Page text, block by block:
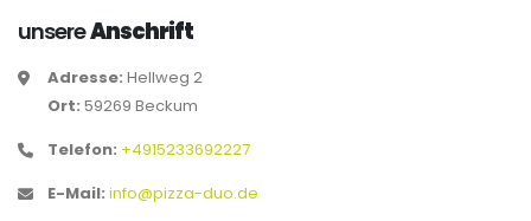
unsereAnschrift
Adresse: Hellweg 2
Ort: 59269 Beckum
Telefon: +4915233692227
E-Mail: info@pizza-duo.de